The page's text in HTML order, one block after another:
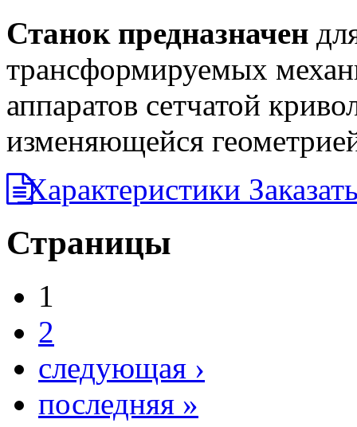
Станок предназначен
трансформируемых
аппаратов сетчатой
изменяющейся
Характеристики
Страницы
1
2
следующая ›
последняя »